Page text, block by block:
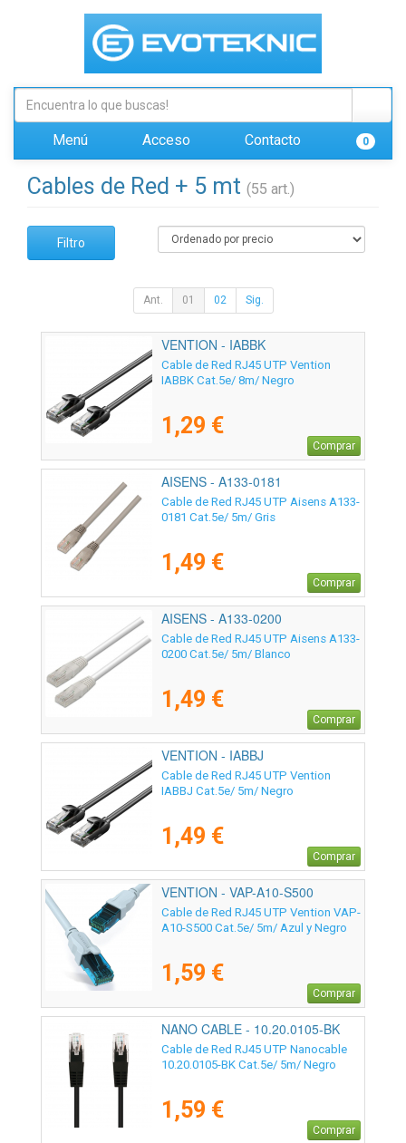
Menú Acceso Contacto 0
Cables de Red + 5 mt (55 art.)
Filtro
Ant. 01 02 Sig.
VENTION - IABBK
Cable de Red RJ45 UTP Vention
IABBK Cat.5e/ 8m/ Negro
1,29 €
Comprar
AISENS - A133-0181
Cable de Red RJ45 UTP Aisens A133-
0181 Cat.5e/ 5m/ Gris
1,49 €
Comprar
AISENS - A133-0200
Cable de Red RJ45 UTP Aisens A133-
0200 Cat.5e/ 5m/ Blanco
1,49 €
Comprar
VENTION - IABBJ
Cable de Red RJ45 UTP Vention
IABBJ Cat.5e/ 5m/ Negro
1,49 €
Comprar
VENTION - VAP-A10-S500
Cable de Red RJ45 UTP Vention VAP-
A10-S500 Cat.5e/ 5m/ Azul y Negro
1,59 €
Comprar
NANO CABLE - 10.20.0105-BK
Cable de Red RJ45 UTP Nanocable
10.20.0105-BK Cat.5e/ 5m/ Negro
1,59 €
Comprar